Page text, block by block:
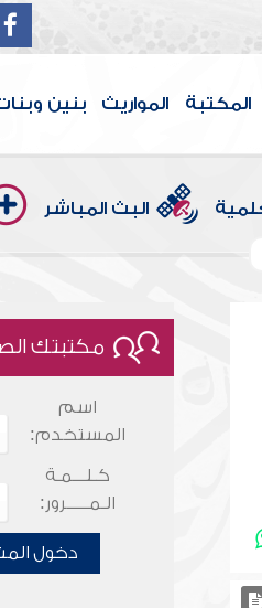
المكتبة المواريث بنين
البث المباشر
مكتبتك
اسم
المستخدم:
كـلـــمـة
الـمـــــرور:
دخول